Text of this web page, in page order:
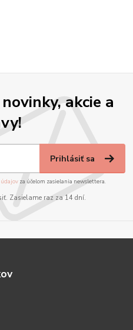
akcie a
Prihlásiť sa
za účelom zasielania newslettera.
Zasielame raz za 14 dní.